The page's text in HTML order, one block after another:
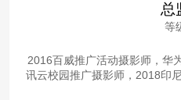
总
等
2016百威推广活动摄影师，华
讯云校园推广摄影师，2018印